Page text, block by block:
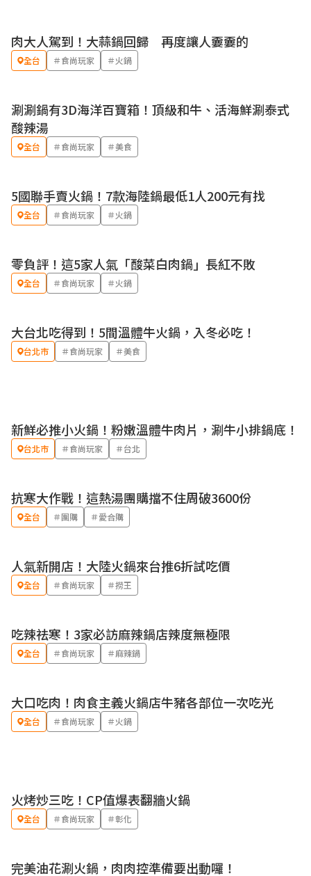
肉大人駕到！大蒜鍋回歸 再度讓人嫑嫑的
全台 ＃食尚玩家 ＃火鍋
涮涮鍋有3D海洋百寶箱！頂級和牛、活海鮮涮泰式
酸辣湯
全台 ＃食尚玩家 ＃美食
5國聯手賣火鍋！7款海陸鍋最低1人200元有找
全台 ＃食尚玩家 ＃火鍋
零負評！這5家人氣「酸菜白肉鍋」長紅不敗
全台 ＃食尚玩家 ＃火鍋
大台北吃得到！5間溫體牛火鍋，入冬必吃！​​​​​​​
台北市 ＃食尚玩家 ＃美食
新鮮必推小火鍋！粉嫩溫體牛肉片，涮牛小排鍋底！
台北市 ＃食尚玩家 ＃台北
抗寒大作戰！這熱湯團購擋不住周破3600份
全台 ＃團購 ＃愛合購
人氣新開店！大陸火鍋來台推6折試吃價
全台 ＃食尚玩家 ＃撈王
吃辣祛寒！3家必訪麻辣鍋店辣度無極限
全台 ＃食尚玩家 ＃麻辣鍋
大口吃肉！肉食主義火鍋店牛豬各部位一次吃光
全台 ＃食尚玩家 ＃火鍋
火烤炒三吃！CP值爆表翻牆火鍋
全台 ＃食尚玩家 ＃彰化
完美油花涮火鍋，肉肉控準備要出動囉！